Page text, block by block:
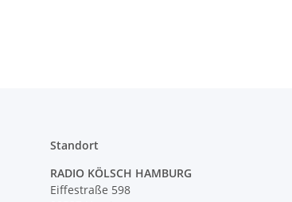
Standort
RADIO KÖLSCH HAMBURG
Eiffestraße 598